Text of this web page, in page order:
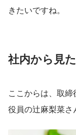
きたいですね。
社内から見
ここからは、取
役員の辻麻梨菜さ